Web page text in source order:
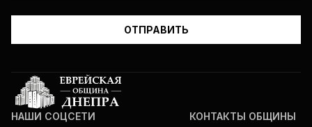
НАШИ СОЦСЕТИ
КОНТАКТЫ ОБЩИНЫ